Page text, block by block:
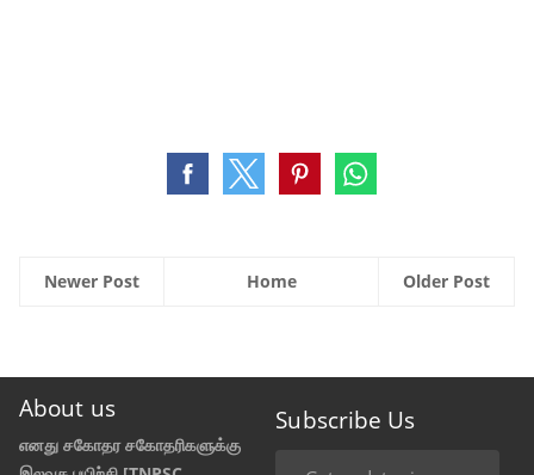
Newer Post Older Post
Home
About us
எனது சகோதர சகோதரிகளுக்கு
Subscribe Us